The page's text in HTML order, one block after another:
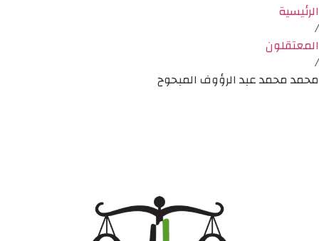
الرئيسية
/
المعتقلون
/
محمد محمد عبد الرؤوف المبحوح